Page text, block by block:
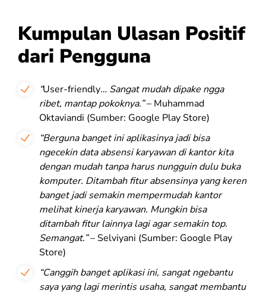
Kumpulan Ulasan Positif
dari Pengguna
“User-friendly… Sangat mudah dipake ngga
ribet, mantap pokoknya.”– Muhammad
Oktaviandi (Sumber: Google Play Store)
“Berguna banget ini aplikasinya jadi bisa
ngecekin data absensi karyawan di kantor kita
dengan mudah tanpa harus nungguin dulu buka
komputer. Ditambah fitur absensinya yang keren
banget jadi semakin mempermudah kantor
melihat kinerja karyawan. Mungkin bisa
ditambah fitur lainnya lagi agar semakin top.
Semangat.”– Selviyani (Sumber: Google Play
Store)
“Canggih banget aplikasi ini, sangat ngebantu
saya yang lagi merintis usaha, sangat membantu